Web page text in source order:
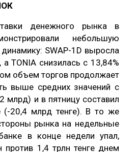
денежного рынка в
небольшую
SWAP-1D выросла
TONIA снизилась с 13,84%
объем торгов продолжает
выше средних значений с
млрд) и в пятницу составил
(-20,4 млрд тенге). В то же
рынка на недельные
в конце недели упал,
против 1,4 трлн тенге днем